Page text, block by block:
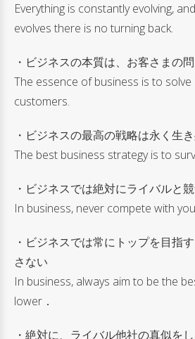
Everything is constantly evolving,
evolves there is no turning back.
・ビジネスの本質は、お客さまの
The essence of business is to
customers.
・ビジネスの最高の戦略は永く生
The best business strategy is to
・ビジネスでは絶対にライバルと
In business, never compete with
・ビジネスでは常にトップを目指
さない
In business, always aim to be the
lower．
・絶対に、ライバル他社の真似をし